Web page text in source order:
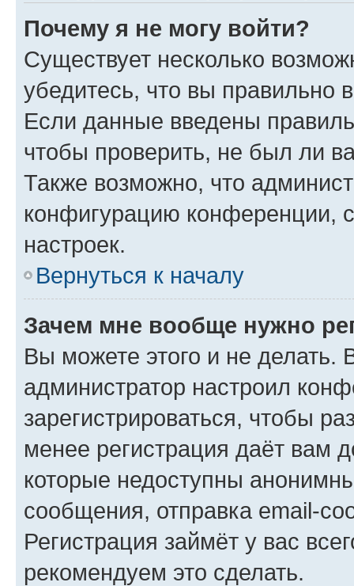
Почему я не могу войти?
Существует несколько
убедитесь, что вы правильно
Если данные введены
чтобы проверить, не был ли
Также возможно, что
конфигурацию конференции,
настроек.
Вернуться к началу
Зачем мне вообще нужно
Вы можете этого и не делать.
администратор настроил
зарегистрироваться, чтобы
менее регистрация даёт вам
которые недоступны
сообщения, отправка email-
Регистрация займёт у вас
рекомендуем это сделать.